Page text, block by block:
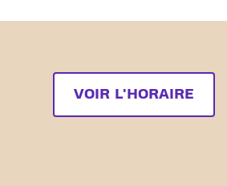
VOIR L'HORAIRE